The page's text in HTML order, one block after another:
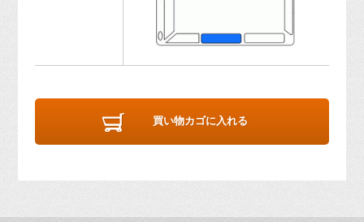
買い物カゴに入れる